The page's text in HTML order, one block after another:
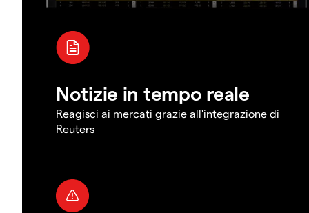
Notizie in tempo reale
Reagisci ai mercati grazie all'integrazione di
Reuters